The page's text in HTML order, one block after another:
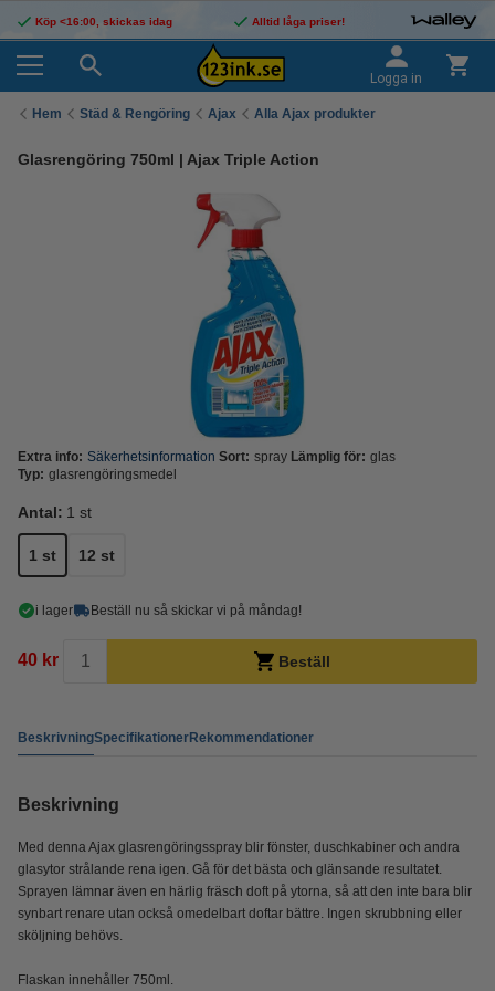
Köp <16:00, skickas idag Alltid låga priser!
Logga in
Hem Städ & Rengöring Ajax Alla Ajax produkter
Glasrengöring 750ml | Ajax Triple Action
Extra info: Säkerhetsinformation Sort: spray Lämplig för: glas
Typ: glasrengöringsmedel
Antal: 1 st
1 st 12 st
i lager Beställ nu så skickar vi på måndag!
40 kr Beställ
BeskrivningSpecifikationerRekommendationer
Beskrivning
Med denna Ajax glasrengöringsspray blir fönster, duschkabiner och andra
glasytor strålande rena igen. Gå för det bästa och glänsande resultatet.
Sprayen lämnar även en härlig fräsch doft på ytorna, så att den inte bara blir
synbart renare utan också omedelbart doftar bättre. Ingen skrubbning eller
sköljning behövs.
Flaskan innehåller 750ml.